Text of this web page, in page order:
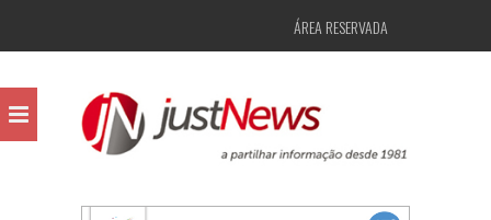
ÁREA RESERVADA